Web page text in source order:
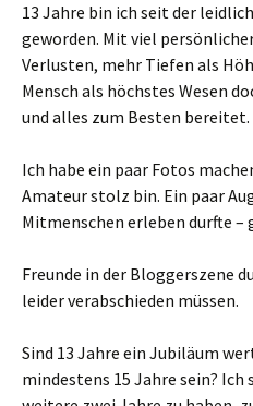
13 Jahre bin ich seit der
geworden. Mit viel
Verlusten, mehr Tiefen als
Mensch als höchstes Wesen
und alles zum Besten bereitet.
Ich habe ein paar Fotos
Amateur stolz bin. Ein paar
Mitmenschen erleben durfte
Freunde in der Bloggerszene
leider verabschieden müssen.
Sind 13 Jahre ein Jubiläum
mindestens 15 Jahre sein? Ich